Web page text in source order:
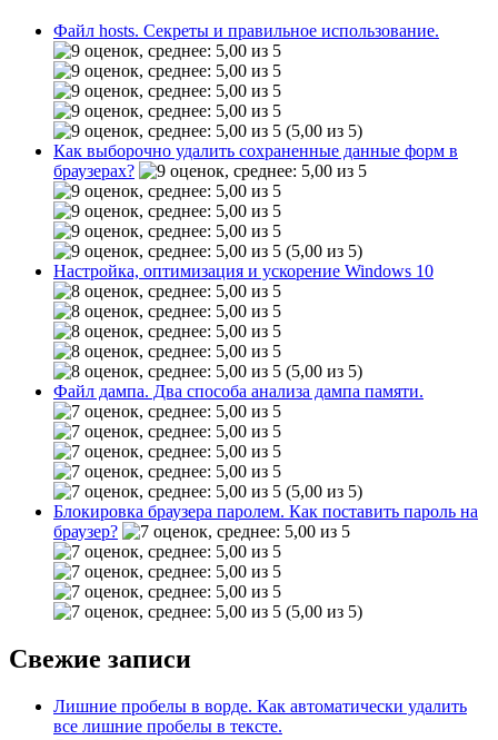
Файл hosts. Секреты и правильное использование.
(5,00 из 5)
Как выборочно удалить сохраненные данные форм в
браузерах?
(5,00 из 5)
Настройка, оптимизация и ускорение Windows 10
(5,00 из 5)
Файл дампа. Два способа анализа дампа памяти.
(5,00 из 5)
Блокировка браузера паролем. Как поставить пароль на
браузер?
(5,00 из 5)
Свежие записи
Лишние пробелы в ворде. Как автоматически удалить
все лишние пробелы в тексте.